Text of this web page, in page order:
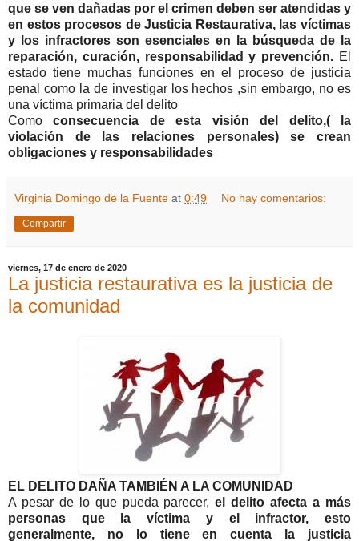
que se ven dañadas por el crimen deben ser atendidas y
en estos procesos de Justicia Restaurativa, las víctimas
y los infractores son esenciales en la búsqueda de la
reparación, curación, responsabilidad y prevención. El
estado tiene muchas funciones en el proceso de justicia
penal como la de investigar los hechos ,sin embargo, no es
una víctima primaria del delito
Como consecuencia de esta visión del delito,( la
violación de las relaciones personales) se crean
obligaciones y responsabilidades
Virginia Domingo de la Fuente at 0:49 No hay comentarios:
Compartir
viernes, 17 de enero de 2020
La justicia restaurativa es la justicia de
la comunidad
EL DELITO DAÑA TAMBIÉN A LA COMUNIDAD
A pesar de lo que pueda parecer,el delito afecta a más
personas que la víctima y el infractor, esto
generalmente, no lo tiene en cuenta la justicia